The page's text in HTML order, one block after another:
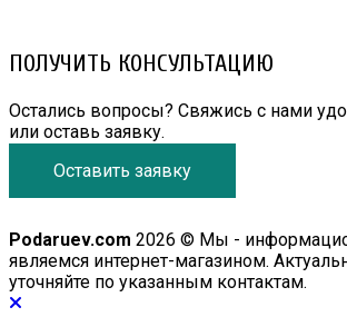
ПОЛУЧИТЬ КОНСУЛЬТАЦИЮ
Остались вопросы? Свяжись с нами
или оставь заявку.
Оставить заявку
Podaruev.com 2026 © Мы -
являемся интернет-магазином.
уточняйте по указанным контактам.